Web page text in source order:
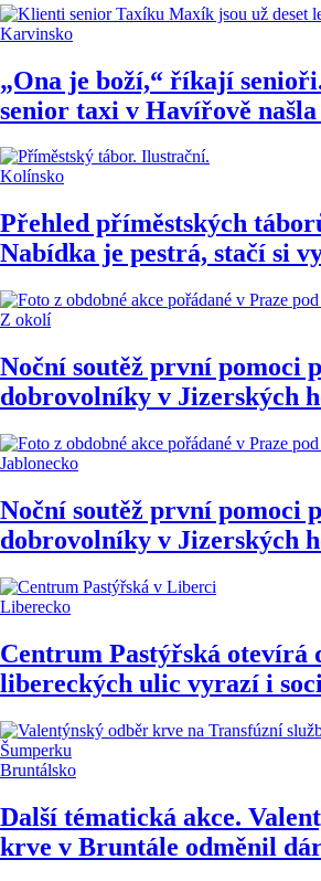
Karvinsko
„Ona je boží,“ říkají
senior taxi v Havířově
Kolínsko
Přehled příměstských
Nabídka je pestrá, stačí si
Z okolí
Noční soutěž první pomoci
dobrovolníky v Jizerských
Jablonecko
Noční soutěž první pomoci
dobrovolníky v Jizerských
Liberecko
Centrum Pastýřská otevírá
libereckých ulic vyrazí i
Bruntálsko
Další tématická akce.
krve v Bruntále odměnil